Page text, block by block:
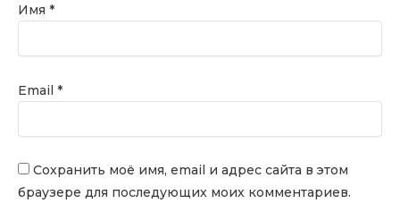
Имя *
Email *
Сохранить моё имя, email и адрес сайта в этом
браузере для последующих моих комментариев.